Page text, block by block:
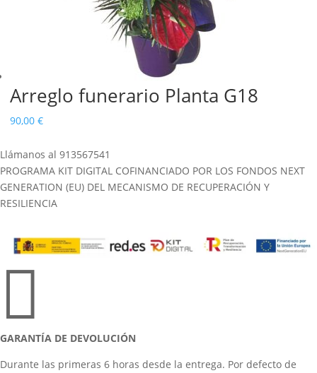
Arreglo funerario Planta G18
90,00 €
Llámanos al 913567541
PROGRAMA KIT DIGITAL COFINANCIADO POR LOS FONDOS NEXT
GENERATION (EU) DEL MECANISMO DE RECUPERACIÓN Y
RESILIENCIA

GARANTÍA DE DEVOLUCIÓN
Durante las primeras 6 horas desde la entrega. Por defecto de